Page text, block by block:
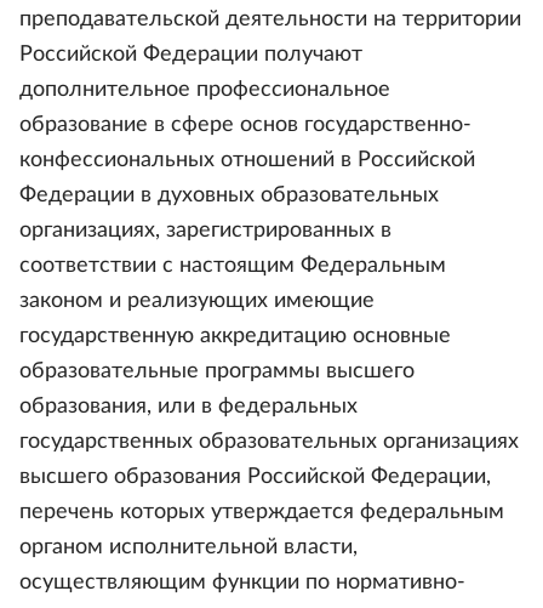
преподавательской деятельности на территории
Российской Федерации получают
дополнительное профессиональное
образование в сфере основ государственно-
конфессиональных отношений в Российской
Федерации в духовных образовательных
организациях, зарегистрированных в
соответствии с настоящим Федеральным
законом и реализующих имеющие
государственную аккредитацию основные
образовательные программы высшего
образования, или в федеральных
государственных образовательных организациях
высшего образования Российской Федерации,
перечень которых утверждается федеральным
органом исполнительной власти,
осуществляющим функции по нормативно-